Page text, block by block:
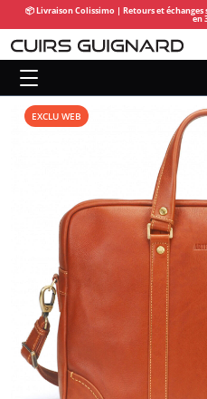
📦 Livraison Colissimo | Retours et
en
EXCLU WEB